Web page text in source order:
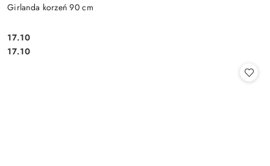
Girlanda korzeń 90 cm
Cena:
17.10
Cena:
17.10